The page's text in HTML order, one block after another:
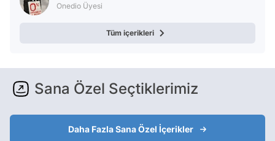
Onedio Üyesi
Tüm içerikleri
Sana Özel Seçtiklerimiz
Daha Fazla Sana Özel İçerikler